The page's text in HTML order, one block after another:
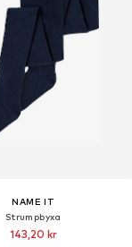
NAME IT
Strumpbyxa
143,20 kr